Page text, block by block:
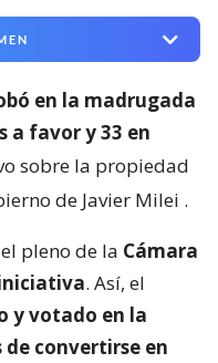
en la madrugada
a favor y 33 en
sobre la propiedad
de Javier Milei .
pleno de la Cámara
. Así, el
y votado en la
convertirse en